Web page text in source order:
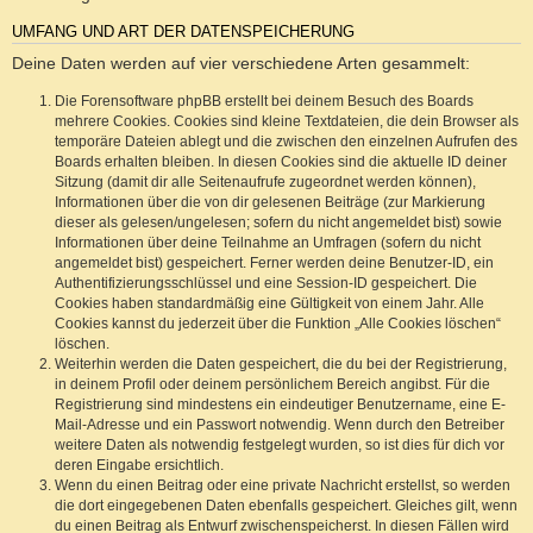
UMFANG UND ART DER DATENSPEICHERUNG
Deine Daten werden auf vier verschiedene Arten gesammelt:
Die Forensoftware phpBB erstellt bei deinem Besuch des Boards
mehrere Cookies. Cookies sind kleine Textdateien, die dein Browser als
temporäre Dateien ablegt und die zwischen den einzelnen Aufrufen des
Boards erhalten bleiben. In diesen Cookies sind die aktuelle ID deiner
Sitzung (damit dir alle Seitenaufrufe zugeordnet werden können),
Informationen über die von dir gelesenen Beiträge (zur Markierung
dieser als gelesen/ungelesen; sofern du nicht angemeldet bist) sowie
Informationen über deine Teilnahme an Umfragen (sofern du nicht
angemeldet bist) gespeichert. Ferner werden deine Benutzer-ID, ein
Authentifizierungsschlüssel und eine Session-ID gespeichert. Die
Cookies haben standardmäßig eine Gültigkeit von einem Jahr. Alle
Cookies kannst du jederzeit über die Funktion „Alle Cookies löschen“
löschen.
Weiterhin werden die Daten gespeichert, die du bei der Registrierung,
in deinem Profil oder deinem persönlichem Bereich angibst. Für die
Registrierung sind mindestens ein eindeutiger Benutzername, eine E-
Mail-Adresse und ein Passwort notwendig. Wenn durch den Betreiber
weitere Daten als notwendig festgelegt wurden, so ist dies für dich vor
deren Eingabe ersichtlich.
Wenn du einen Beitrag oder eine private Nachricht erstellst, so werden
die dort eingegebenen Daten ebenfalls gespeichert. Gleiches gilt, wenn
du einen Beitrag als Entwurf zwischenspeicherst. In diesen Fällen wird